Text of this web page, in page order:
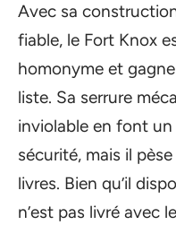
Avec sa
fiable, le Fort Knox
homonyme et
liste. Sa serrure
inviolable en font
sécurité, mais il
livres. Bien qu’il
n’est pas livré avec